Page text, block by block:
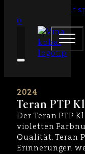
Zum Hauptinhalt
0
2024
Teran PTP
Der Teran PTP
violetten
Qualität. Teran
Erinnerungen